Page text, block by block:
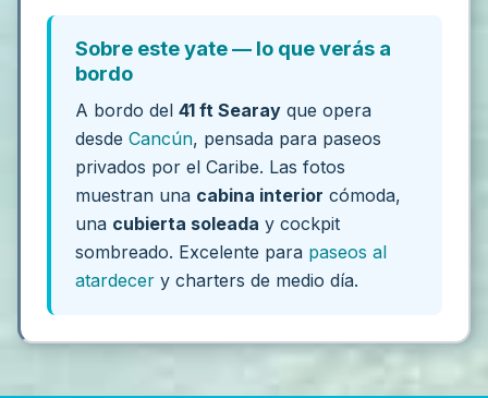
Sobre este yate — lo que verás a
bordo
A bordo del41 ft Searay que opera
desdeCancún, pensada para paseos
privados por el Caribe. Las fotos
muestran una cabina interior cómoda,
una cubierta soleada y cockpit
sombreado. Excelente para paseos al
atardecer y charters de medio día.